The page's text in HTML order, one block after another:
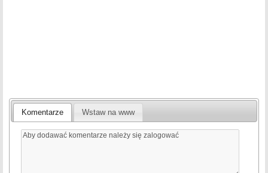
Komentarze Wstaw na www